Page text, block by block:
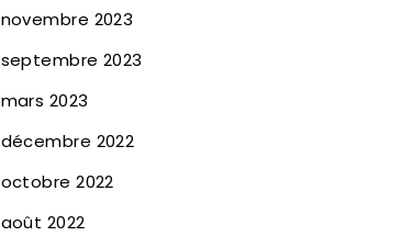
novembre 2023
septembre 2023
mars 2023
décembre 2022
octobre 2022
août 2022